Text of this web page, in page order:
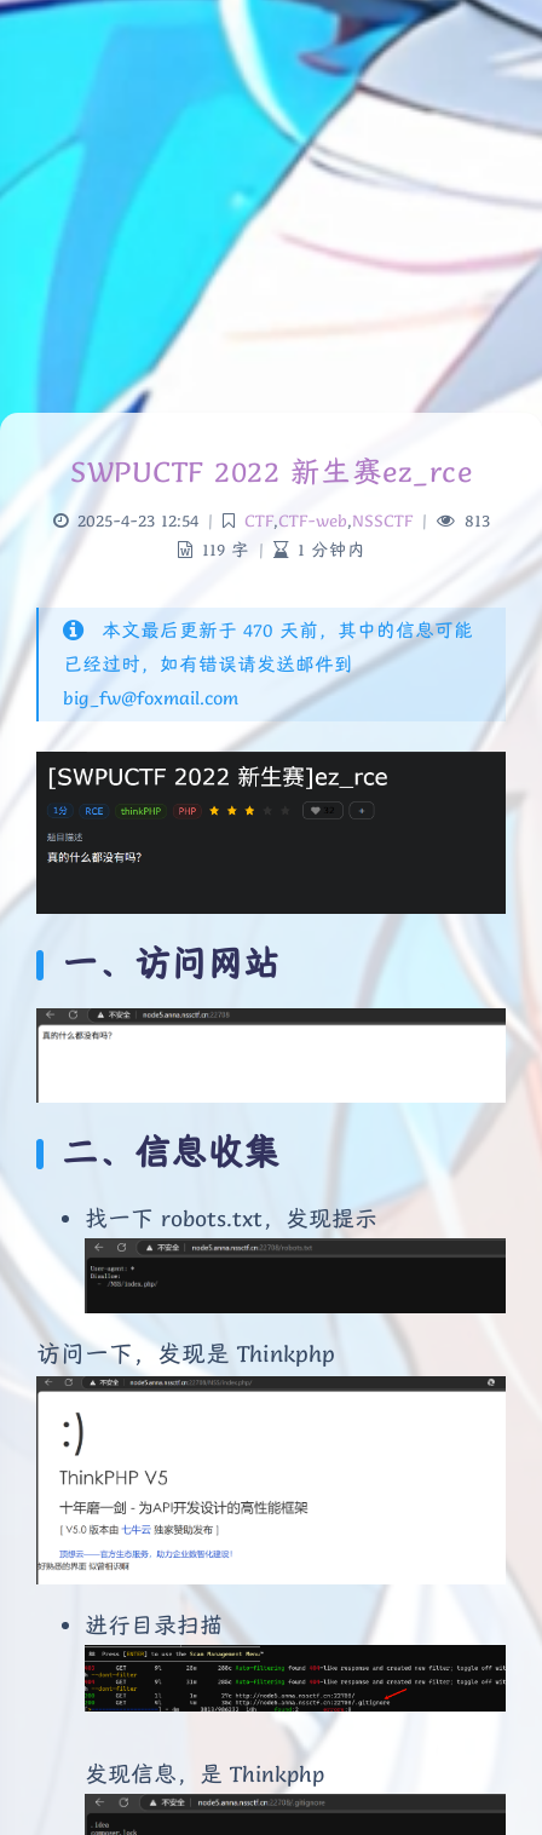
SWPUCTF 2022 新生赛ez_rce
2025-4-23 12:54 | CTF,CTF-web,NSSCTF |
813
119 字 | 1 分钟内
本文最后更新于 470 天前，其中的信息可能
已经过时，如有错误请发送邮件到
big_fw@foxmail.com
一、访问网站
二、信息收集
找一下 robots.txt，发现提示
访问一下，发现是 Thinkphp
进行目录扫描
发现信息，是 Thinkphp